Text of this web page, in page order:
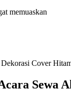
memuaskan
Sewa